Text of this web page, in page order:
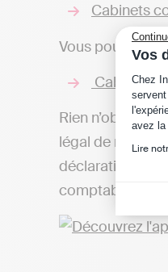
Vos
Chez
avez la
Lire
Cabinets
Vous pouvez
Cabinets
Rien n’oblige
légal de
déclarations
comptable,